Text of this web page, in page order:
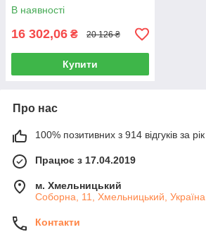
В наявності
16 302,06 ₴ 20 126 ₴
Купити
Про нас
100% позитивних з 914 відгуків за рік
Працює з 17.04.2019
м. Хмельницький
Соборна, 11, Хмельницький, Україна
Контакти